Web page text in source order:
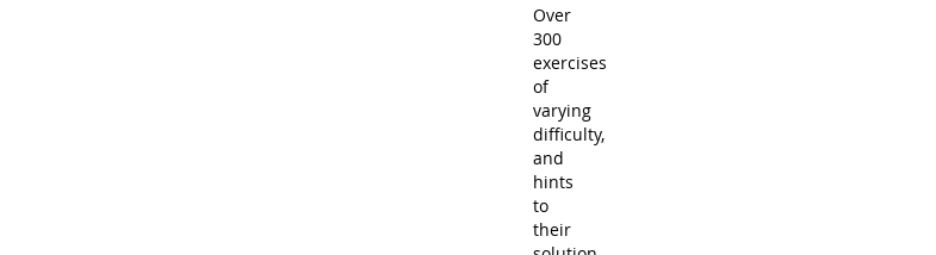
Over
300
exercises
of
varying
difficulty,
and
hints
to
their